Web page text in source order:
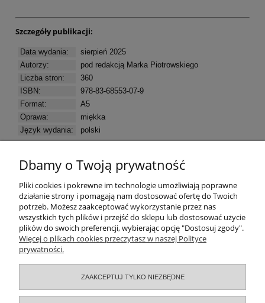
Szczegóły publikacji:
Data wydania:
sierpień 2025
Autorzy:
pod redakcją Marka Piotrowskiego
Liczba stron:
360
ISBN:
978-83-68553-07-9
Format:
A5
Oprawa:
miękka
Język wydania:
polski
Moje konto
Zamówienia
Informacje
O nas
Dbamy o Twoją prywatność
Pliki cookies i pokrewne im technologie umożliwiają poprawne
działanie strony i pomagają nam dostosować ofertę do Twoich
potrzeb. Możesz zaakceptować wykorzystanie przez nas
wszystkich tych plików i przejść do sklepu lub dostosować użycie
plików do swoich preferencji, wybierając opcję "Dostosuj zgody".
Więcej o plikach cookies przeczytasz w naszej Polityce
prywatności.
ZAAKCEPTUJ TYLKO NIEZBĘDNE